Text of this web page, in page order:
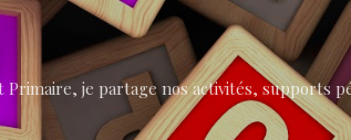
Accéder au contenu
je partage nos activités, supports